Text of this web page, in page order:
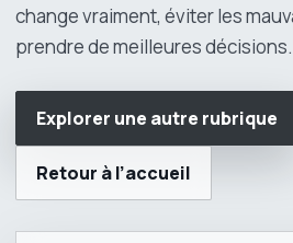
change vraiment, éviter les
prendre de meilleures décisions.
Explorer une autre rubrique
Retour à l’accueil